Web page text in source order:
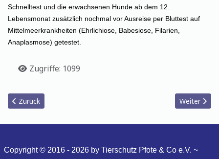
Schnelltest und die erwachsenen Hunde ab dem 12.
Lebensmonat zusätzlich nochmal vor Ausreise per Bluttest auf
Mittelmeerkrankheiten (Ehrlichiose, Babesiose, Filarien,
Anaplasmose) getestet.
Details
Zugriffe: 1099
Vorheriger Beitrag: Pepsi_2025
Zurück Nächster
Weiter
Copyright © 2016 - 2026 by Tierschutz Pfote & Co e.V. ~